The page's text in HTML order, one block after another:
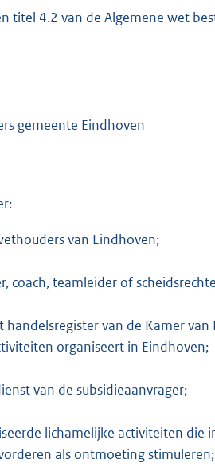
t
7
titel 4.2 van de Algemene wet
gemeente Eindhoven
van Eindhoven;
coach, teamleider of
van de Kamer
organiseert in Eindhoven;
van de subsidieaanvrager;
lichamelijke activiteiten die
als ontmoeting stimuleren;